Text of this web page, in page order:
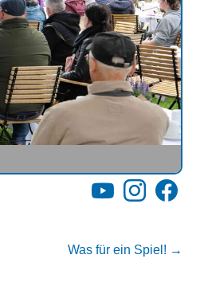
YouTubeInstagramFacebook
Was für ein Spiel! →